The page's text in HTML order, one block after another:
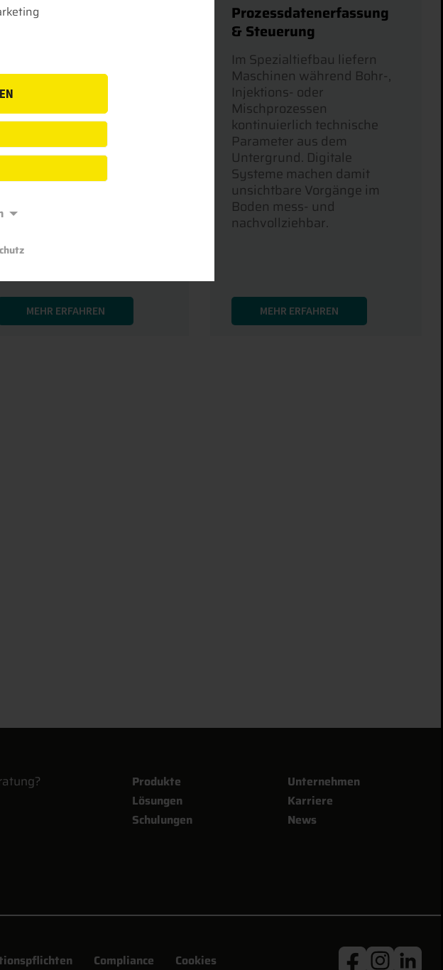
Dual GNSS
Leica Dual GNSS
Pilling APP für
von
und Rammgeräten
erhöht die Sicherheit, die
und die Effizienz
auf Baustellen. Über die
und das
kann
MEHR ERFAHREN
Prozessdatenerfassung
& Steuerung
Im Spezialtiefbau liefern
Maschinen während Bohr-,
Injektions- oder
Mischprozessen
kontinuierlich technische
Parameter aus dem
Untergrund. Digitale
Systeme machen damit
unsichtbare Vorgänge im
Boden mess- und
nachvollziehbar.
MEHR ERFAHREN
Produkte
Lösungen
Schulungen
Unternehmen
Karriere
News
Compliance Cookies